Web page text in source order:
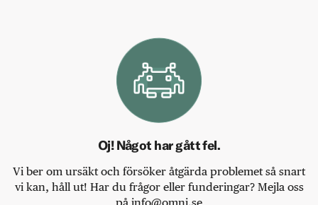
Oj! Något har gått fel.
Vi ber om ursäkt och försöker åtgärda problemet så snart
vi kan, håll ut! Har du frågor eller funderingar? Mejla oss